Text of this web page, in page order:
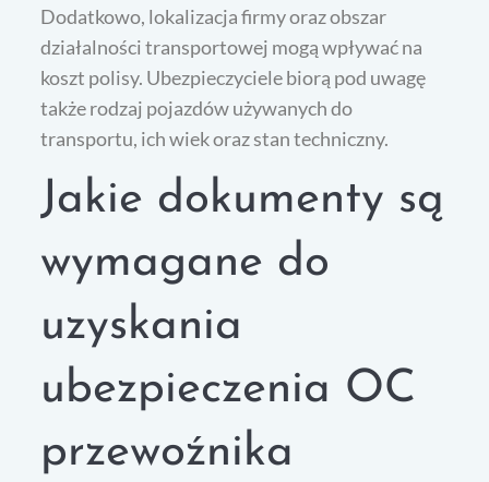
Dodatkowo, lokalizacja firmy oraz obszar
działalności transportowej mogą wpływać na
koszt polisy. Ubezpieczyciele biorą pod uwagę
także rodzaj pojazdów używanych do
transportu, ich wiek oraz stan techniczny.
Jakie dokumenty są
wymagane do
uzyskania
ubezpieczenia OC
przewoźnika